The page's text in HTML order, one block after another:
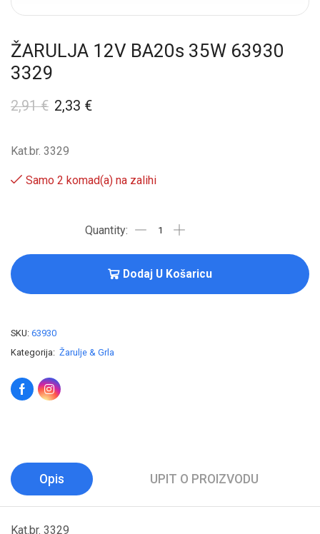
ŽARULJA 12V BA20s 35W 63930
3329
2,91€ 2,33 €
Kat.br. 3329
Samo 2 komad(a) na zalihi
Dodaj U Košaricu
SKU: 63930
Kategorija: Žarulje & Grla
Opis UPIT O PROIZVODU
Kat.br. 3329